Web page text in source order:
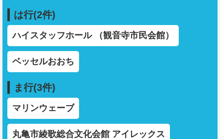
は行(2件)
ハイスタッフホール （観音寺市民会館）
ベッセルおおち
ま行(3件)
マリンウェーブ
丸亀市綾歌総合文化会館 アイレックス